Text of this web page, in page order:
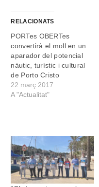
RELACIONATS
PORTes OBERTes
convertirà el moll en un
aparador del potencial
nàutic, turístic i cultural
de Porto Cristo
22 març 2017
A "Actualitat"